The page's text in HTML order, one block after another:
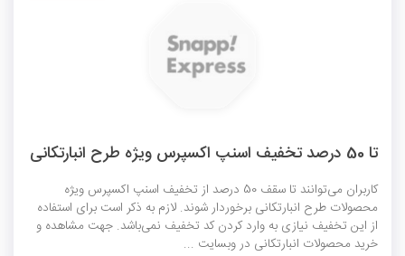
تا 50 درصد تخفیف اسنپ اکسپرس ویژه طرح انبارتکانی
کاربران می‌توانند تا سقف 50 درصد از تخفیف اسنپ اکسپرس ویژه
محصولات طرح انبارتکانی برخوردار شوند. لازم به ذکر است برای استفاده
از این تخفیف نیازی به وارد کردنکد تخفیف نمی‌باشد. جهت مشاهده و
خرید محصولات انبارتکانی در وبسایت ...